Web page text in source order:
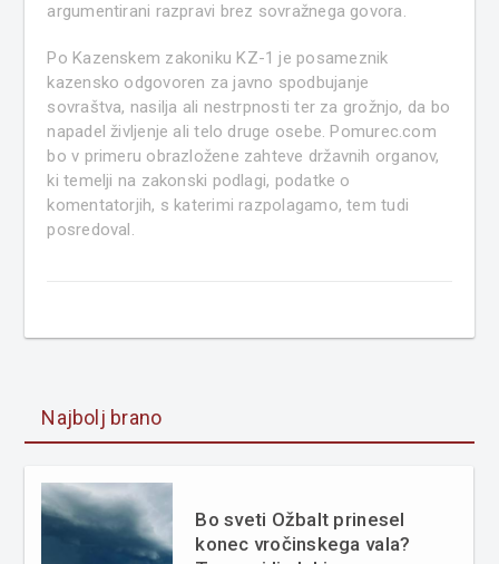
argumentirani razpravi brez sovražnega govora.
Po Kazenskem zakoniku KZ-1 je posameznik
kazensko odgovoren za javno spodbujanje
sovraštva, nasilja ali nestrpnosti ter za grožnjo, da bo
napadel življenje ali telo druge osebe. Pomurec.com
bo v primeru obrazložene zahteve državnih organov,
ki temelji na zakonski podlagi, podatke o
komentatorjih, s katerimi razpolagamo, tem tudi
posredoval.
Najbolj brano
Bo sveti Ožbalt prinesel
konec vročinskega vala?